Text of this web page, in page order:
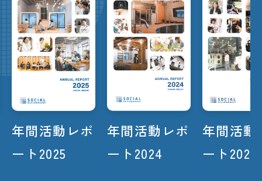
年間活動レポ
ート2025
年間活動レポ
ート2024
年間活動
ート2023